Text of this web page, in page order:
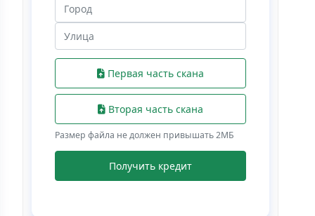
Первая часть скана
Вторая часть скана
Размер файла не должен привышать 2МБ
Получить кредит